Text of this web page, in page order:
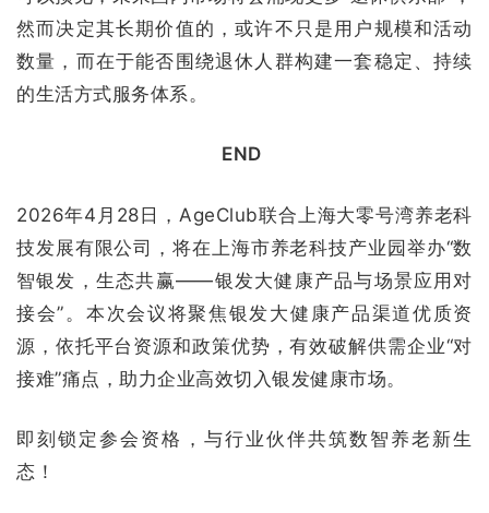
然而决定其长期价值的，或许不只是用户规模和活动
数量，而在于能否围绕退休人群构建一套稳定、持续
的生活方式服务体系。
END
2026年4月28日，AgeClub联合上海大零号湾养老科
技发展有限公司，将在上海市养老科技产业园举办“数
智银发，生态共赢——银发大健康产品与场景应用对
接会”。本次会议将聚焦银发大健康产品渠道优质资
源，依托平台资源和政策优势，有效破解供需企业“对
接难”痛点，助力企业高效切入银发健康市场。
即刻锁定参会资格，与行业伙伴共筑数智养老新生
态！